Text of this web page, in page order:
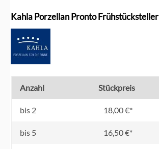
Kahla Porzellan Pronto Frühstücksteller
Anzahl Stückpreis
bis 2 18,00 €*
bis 5 16,50 €*